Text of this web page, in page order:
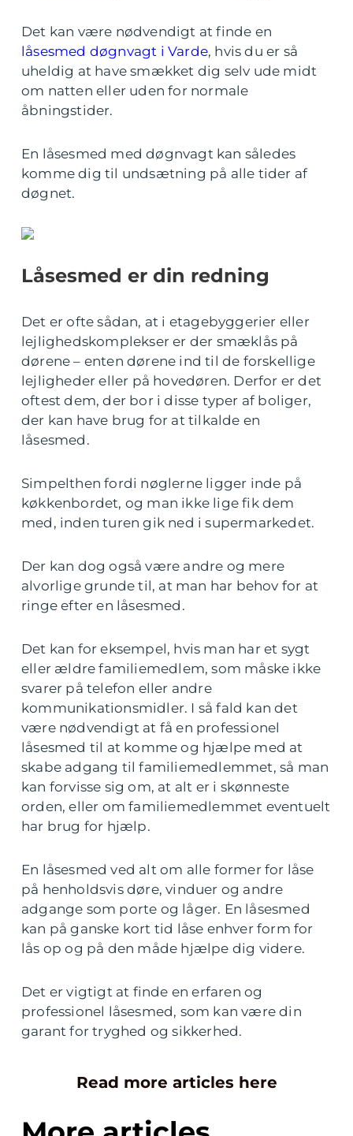
Det kan være nødvendigt at finde en
låsesmed døgnvagt i Varde, hvis du er så
uheldig at have smækket dig selv ude midt
om natten eller uden for normale
åbningstider.
En låsesmed med døgnvagt kan således
komme dig til undsætning på alle tider af
døgnet.
Låsesmed er din redning
Det er ofte sådan, at i etagebyggerier eller
lejlighedskomplekser er der smæklås på
dørene – enten dørene ind til de forskellige
lejligheder eller på hovedøren. Derfor er det
oftest dem, der bor i disse typer af boliger,
der kan have brug for at tilkalde en
låsesmed.
Simpelthen fordi nøglerne ligger inde på
køkkenbordet, og man ikke lige fik dem
med, inden turen gik ned i supermarkedet.
Der kan dog også være andre og mere
alvorlige grunde til, at man har behov for at
ringe efter en låsesmed.
Det kan for eksempel, hvis man har et sygt
eller ældre familiemedlem, som måske ikke
svarer på telefon eller andre
kommunikationsmidler. I så fald kan det
være nødvendigt at få en professionel
låsesmed til at komme og hjælpe med at
skabe adgang til familiemedlemmet, så man
kan forvisse sig om, at alt er i skønneste
orden, eller om familiemedlemmet eventuelt
har brug for hjælp.
En låsesmed ved alt om alle former for låse
på henholdsvis døre, vinduer og andre
adgange som porte og låger. En låsesmed
kan på ganske kort tid låse enhver form for
lås op og på den måde hjælpe dig videre.
Det er vigtigt at finde en erfaren og
professionel låsesmed, som kan være din
garant for tryghed og sikkerhed.
Read more articles here